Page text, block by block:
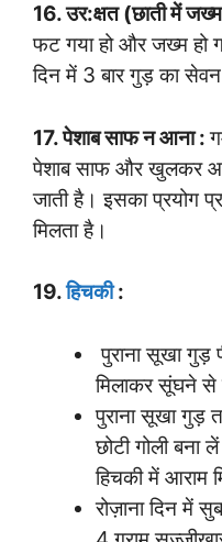
16. उर:क्षत (छाती में
फट गया हो और जख्म हो
दिन में 3 बार गुड़ का
17. पेशाब साफ न आना :
पेशाब साफ और खुलकर
जाती है। इसका प्रयोग
मिलता है।
19.हिचकी:
पुराना सूखा गुड़
मिलाकर सूंघने से
पुराना सूखा गुड़
छोटी गोली
हिचकी में आराम
रोज़ाना दिन में